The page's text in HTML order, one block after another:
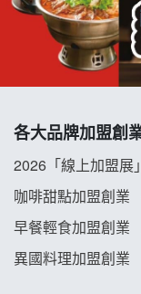
優握握×酸奶大
冬城門加盟說
龍涎居好湯加
舒油頭加盟說
各大品牌加盟創
2026「線上加盟展」
咖啡甜點加盟創業
早餐輕食加盟創業
異國料理加盟創業